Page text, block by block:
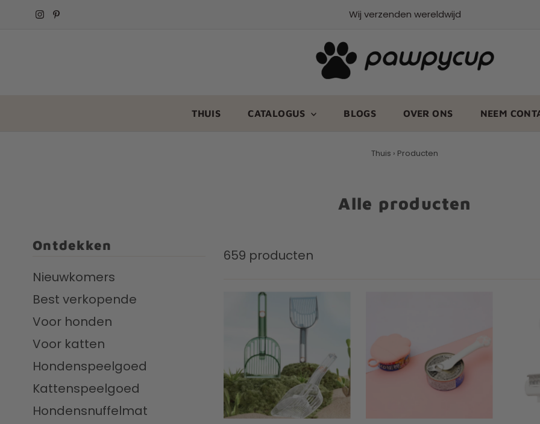
Wij verzenden wereldwijd
THUIS CATALOGUS BLOGS OVER ONS NEEM
Thuis › Producten
Alle producten
Ontdekken
Nieuwkomers
Best verkopende
Voor honden
Voor katten
Hondenspeelgoed
Kattenspeelgoed
Hondensnuffelmat
659 producten